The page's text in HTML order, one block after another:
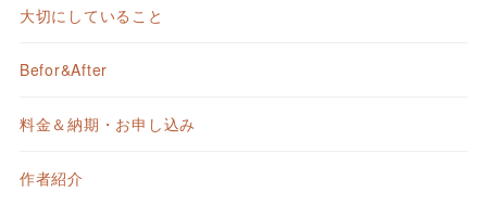
大切にしていること
Befor&After
料金＆納期・お申し込み
作者紹介